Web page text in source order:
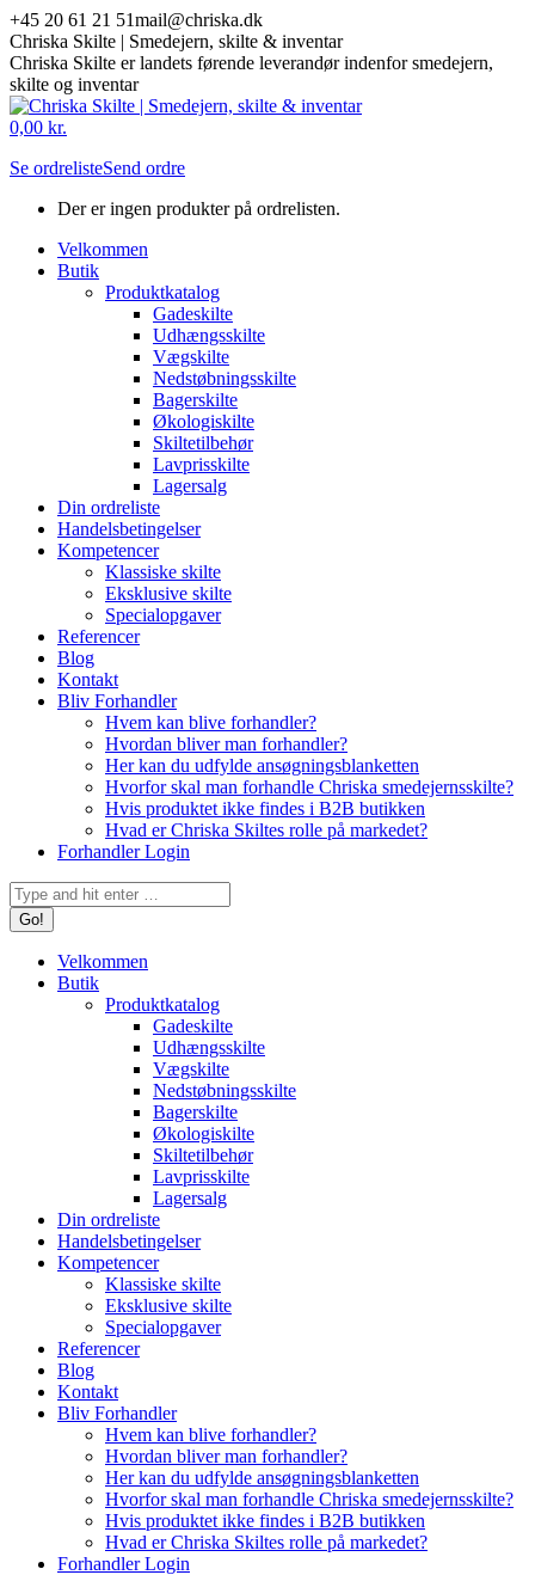
Skip
to
content
+45 20 61 21 51mail@chriska.dk
Chriska Skilte | Smedejern, skilte & inventar
Chriska Skilte er landets førende leverandør indenfor smedejern,
skilte og inventar
Mail
opens
new
Facebook
opens
new
0,00 kr.
Se ordrelisteSend ordre
Der er ingen produkter på ordrelisten.
Velkommen
Butik
Produktkatalog
Gadeskilte
Udhængsskilte
Vægskilte
Nedstøbningsskilte
Bagerskilte
Økologiskilte
Skiltetilbehør
Lavprisskilte
Lagersalg
Din ordreliste
Handelsbetingelser
Kompetencer
Klassiske skilte
Eksklusive skilte
Specialopgaver
Referencer
Blog
Kontakt
Bliv Forhandler
Hvem kan blive forhandler?
Hvordan bliver man forhandler?
Her kan du udfylde ansøgningsblanketten
Hvorfor skal man forhandle Chriska smedejernsskilte?
Hvis produktet ikke findes i B2B butikken
Hvad er Chriska Skiltes rolle på markedet?
Forhandler Login
Search:
Velkommen
Butik
Produktkatalog
Gadeskilte
Udhængsskilte
Vægskilte
Nedstøbningsskilte
Bagerskilte
Økologiskilte
Skiltetilbehør
Lavprisskilte
Lagersalg
Din ordreliste
Handelsbetingelser
Kompetencer
Klassiske skilte
Eksklusive skilte
Specialopgaver
Referencer
Blog
Kontakt
Bliv Forhandler
Hvem kan blive forhandler?
Hvordan bliver man forhandler?
Her kan du udfylde ansøgningsblanketten
Hvorfor skal man forhandle Chriska smedejernsskilte?
Hvis produktet ikke findes i B2B butikken
Hvad er Chriska Skiltes rolle på markedet?
Forhandler Login